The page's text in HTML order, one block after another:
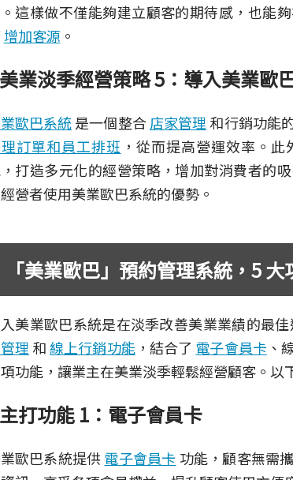
這樣做不僅能夠建立顧客的期待感，也能
增加客源 。
業淡季經營策略 5：導入美業歐
歐巴系統是一個整合店家管理 和行銷功能
訂單和員工排班 ，從而提高營運效率。
打造多元化的經營策略，增加對消費者的
營者使用美業歐巴系統的優勢。
「美業歐巴」預約管理系統，5
美業歐巴系統是在淡季改善美業業績的最
理 和線上行銷功能，結合了 電子會員卡 、
功能，讓業主在美業淡季輕鬆經營顧客。以
打功能 1：電子會員卡
歐巴系統提供 電子會員卡 功能，顧客無需